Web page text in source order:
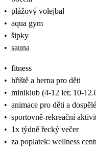
• plážový volejbal
• aqua gym
• šipky
• sauna
• fitness
• hřiště a herna pro děti
• miniklub (4-12 let; 10-
• animace pro děti a dospělé
• sportovně-rekreační
• 1x týdně řecký večer
• za poplatek: wellness